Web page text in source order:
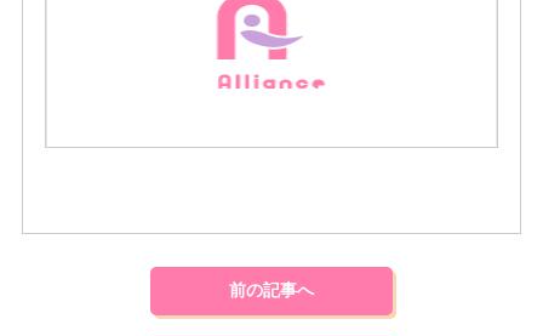
前の記事へ